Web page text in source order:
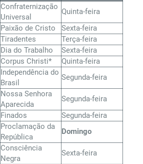
Confraternização
Universal
Quinta-feira
Paixão de Cristo
Sexta-feira
Tiradentes
Terça-feira
Dia do Trabalho
Sexta-feira
Corpus Christi*
Quinta-feira
Independência do
Brasil
Segunda-feira
Nossa Senhora
Aparecida
Segunda-feira
Finados
Segunda-feira
Proclamação da
República
Domingo
Consciência
Negra
Sexta-feira